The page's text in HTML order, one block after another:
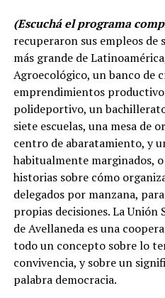
(Escuchá el programa
recuperaron sus empleos de
más grande de
Agroecológico, un banco de
emprendimientos
polideportivo, un
siete escuelas, una mesa de
centro de abaratamiento, y
habitualmente marginados, o
historias sobre cómo
delegados por manzana,
propias decisiones. La Unión
de Avellaneda es una
todo un concepto sobre lo
convivencia, y sobre un
palabra democracia.